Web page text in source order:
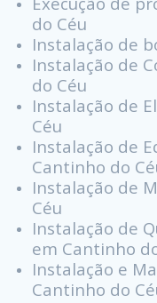
do Céu
Instalação de
Instalação de
do Céu
Instalação de
Céu
Instalação de
Cantinho do
Instalação de
Céu
Instalação de
em Cantinho
Instalação e
Cantinho do